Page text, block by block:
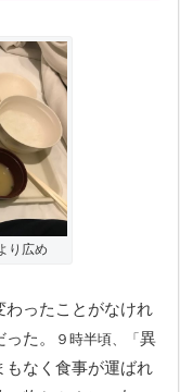
り広め
わったことがなけれ
た。
９時半頃、「異
もなく食事が運ばれ